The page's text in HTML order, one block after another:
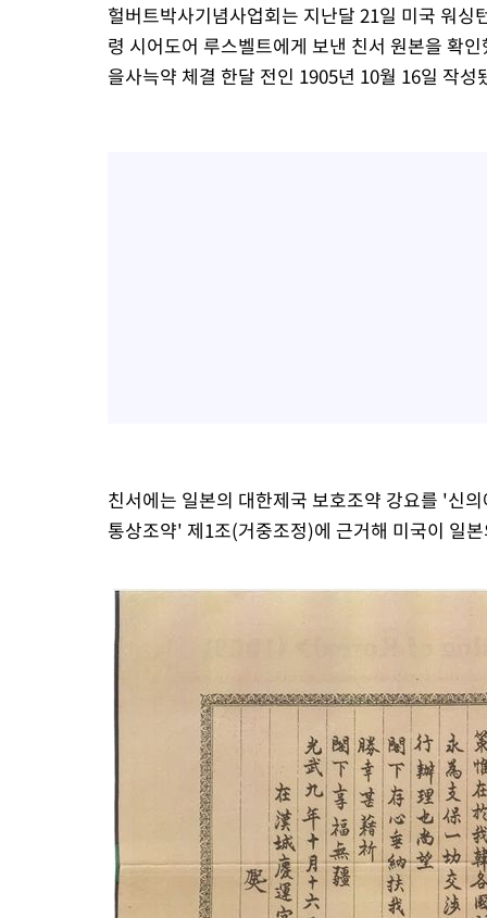
헐버트박사기념사업회는 지난달 21일 미국 워
령 시어도어 루스벨트에게 보낸 친서 원본을 확
을사늑약 체결 한달 전인 1905년 10월 16일 작성
친서에는 일본의 대한제국 보호조약 강요를 '신
통상조약' 제1조(거중조정)에 근거해 미국이 일